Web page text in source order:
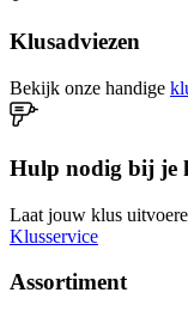
Klusadviezen
Bekijk onze handige
Hulp nodig bij je
Laat jouw klus
Klusservice
Assortiment